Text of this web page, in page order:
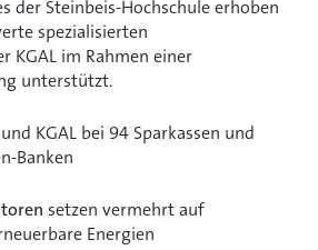
der Steinbeis-Hochschule erhoben
spezialisierten
KGAL im Rahmen einer
unterstützt.
KGAL bei 94 Sparkassen und
Banken
setzen vermehrt auf
Energien